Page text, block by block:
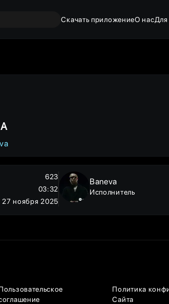
Скачать приложениеО насДля
623
03:32
27 ноября 2025
Baneva
Исполнитель
Политика
Сайта